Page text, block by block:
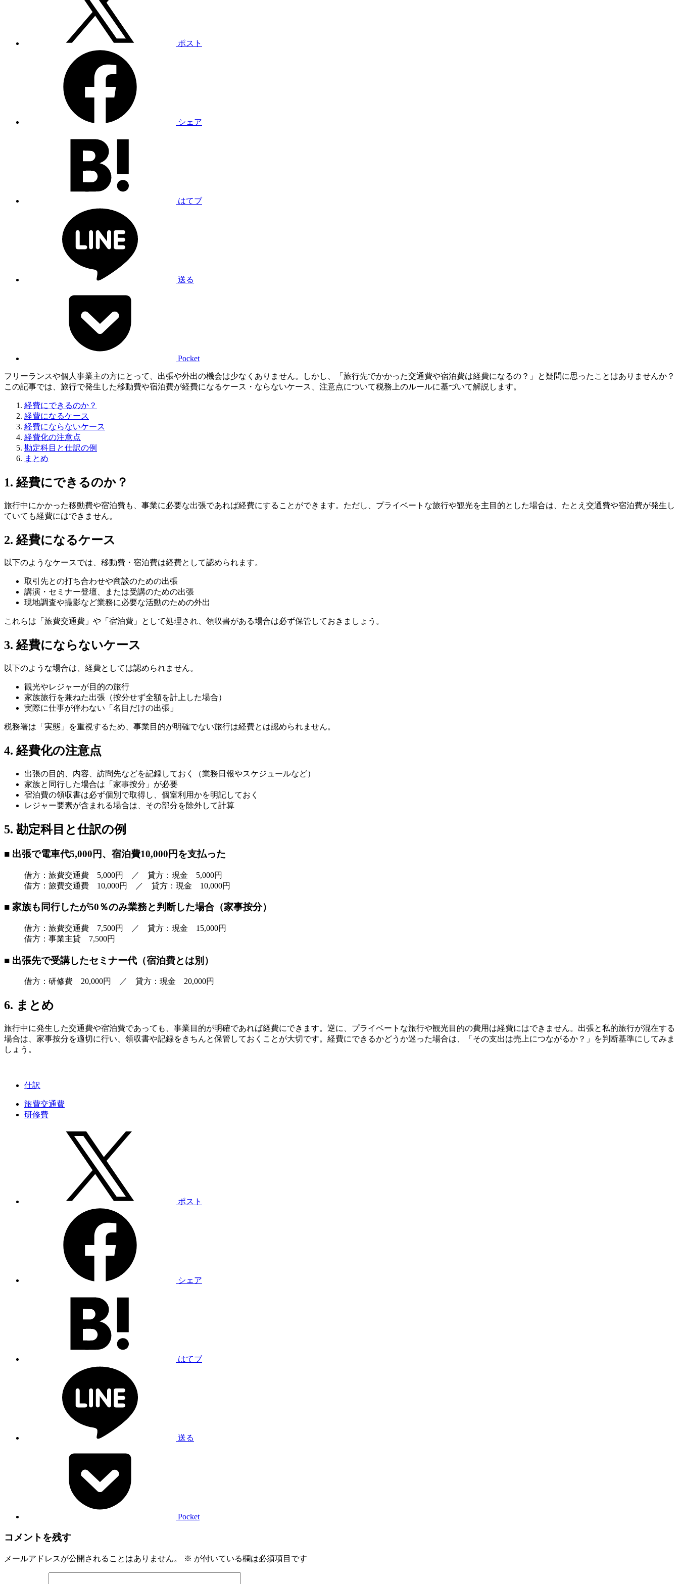
ポスト
シェア
はてブ
送る
Pocket
フリーランスや個人事業主の方にとって、出張や外出の機会は少なくありません。しかし、「旅行先でかかった交通費や宿泊費は経費になるの？」と疑問に思ったことはありませんか？
この記事では、旅行で発生した移動費や宿泊費が経費になるケース・ならないケース、注意点について税務上のルールに基づいて解説します。
経費にできるのか？
経費になるケース
経費にならないケース
経費化の注意点
勘定科目と仕訳の例
まとめ
1. 経費にできるのか？
旅行中にかかった移動費や宿泊費も、事業に必要な出張であれば経費にすることができます。ただし、プライベートな旅行や観光を主目的とした場合は、たとえ交通費や宿泊費が発生し
ていても経費にはできません。
2. 経費になるケース
以下のようなケースでは、移動費・宿泊費は経費として認められます。
取引先との打ち合わせや商談のための出張
講演・セミナー登壇、または受講のための出張
現地調査や撮影など業務に必要な活動のための外出
これらは「旅費交通費」や「宿泊費」として処理され、領収書がある場合は必ず保管しておきましょう。
3. 経費にならないケース
以下のような場合は、経費としては認められません。
観光やレジャーが目的の旅行
家族旅行を兼ねた出張（按分せず全額を計上した場合）
実際に仕事が伴わない「名目だけの出張」
税務署は「実態」を重視するため、事業目的が明確でない旅行は経費とは認められません。
4. 経費化の注意点
出張の目的、内容、訪問先などを記録しておく（業務日報やスケジュールなど）
家族と同行した場合は「家事按分」が必要
宿泊費の領収書は必ず個別で取得し、個室利用かを明記しておく
レジャー要素が含まれる場合は、その部分を除外して計算
5. 勘定科目と仕訳の例
■ 出張で電車代5,000円、宿泊費10,000円を支払った
借方：旅費交通費 5,000円 ／ 貸方：現金 5,000円
借方：旅費交通費 10,000円 ／ 貸方：現金 10,000円
■ 家族も同行したが50％のみ業務と判断した場合（家事按分）
借方：旅費交通費 7,500円 ／ 貸方：現金 15,000円
借方：事業主貸 7,500円
■ 出張先で受講したセミナー代（宿泊費とは別）
借方：研修費 20,000円 ／ 貸方：現金 20,000円
6. まとめ
旅行中に発生した交通費や宿泊費であっても、事業目的が明確であれば経費にできます。逆に、プライベートな旅行や観光目的の費用は経費にはできません。出張と私的旅行が混在する
場合は、家事按分を適切に行い、領収書や記録をきちんと保管しておくことが大切です。経費にできるかどうか迷った場合は、「その支出は売上につながるか？」を判断基準にしてみま
しょう。
仕訳
旅費交通費
研修費
ポスト
シェア
はてブ
送る
Pocket
コメントを残す
メールアドレスが公開されることはありません。 ※ が付いている欄は必須項目です